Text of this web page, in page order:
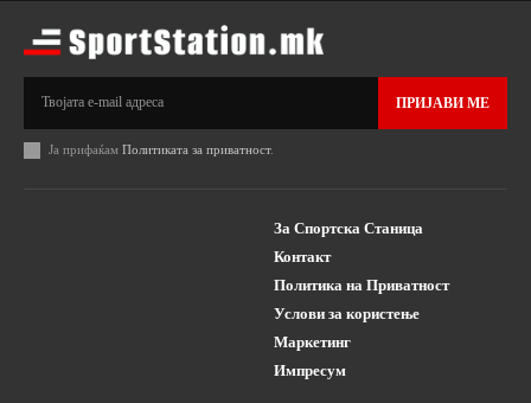
ПРИЈАВИ МЕ
Ја прифаќам Политиката за приватност.
За Спортска Станица
Контакт
Политика на Приватност
Услови за користење
Маркетинг
Импресум